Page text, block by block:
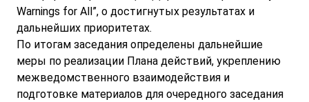
Warnings for All”, о достигнутых результатах и
дальнейших приоритетах.
По итогам заседания определены дальнейшие
меры по реализации Плана действий, укреплению
межведомственного взаимодействия и
подготовке материалов для очередного заседания